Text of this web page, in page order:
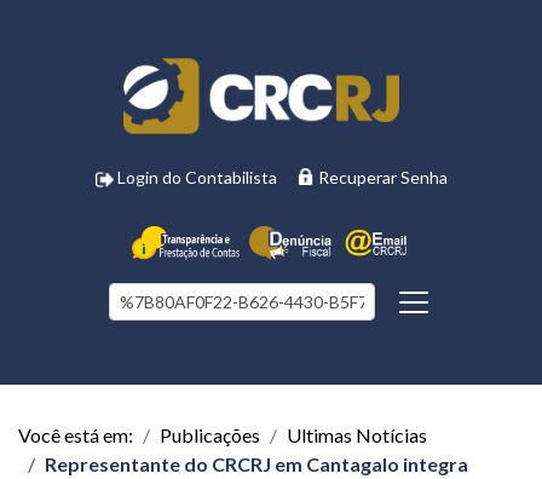
Login do Contabilista Recuperar Senha
Você está em: Publicações
Ultimas Notícias
Representante do CRCRJ em Cantagalo integra